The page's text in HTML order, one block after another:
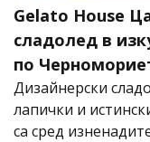
Gelato House
сладолед в
по
Дизайнерски
лапички и
са сред